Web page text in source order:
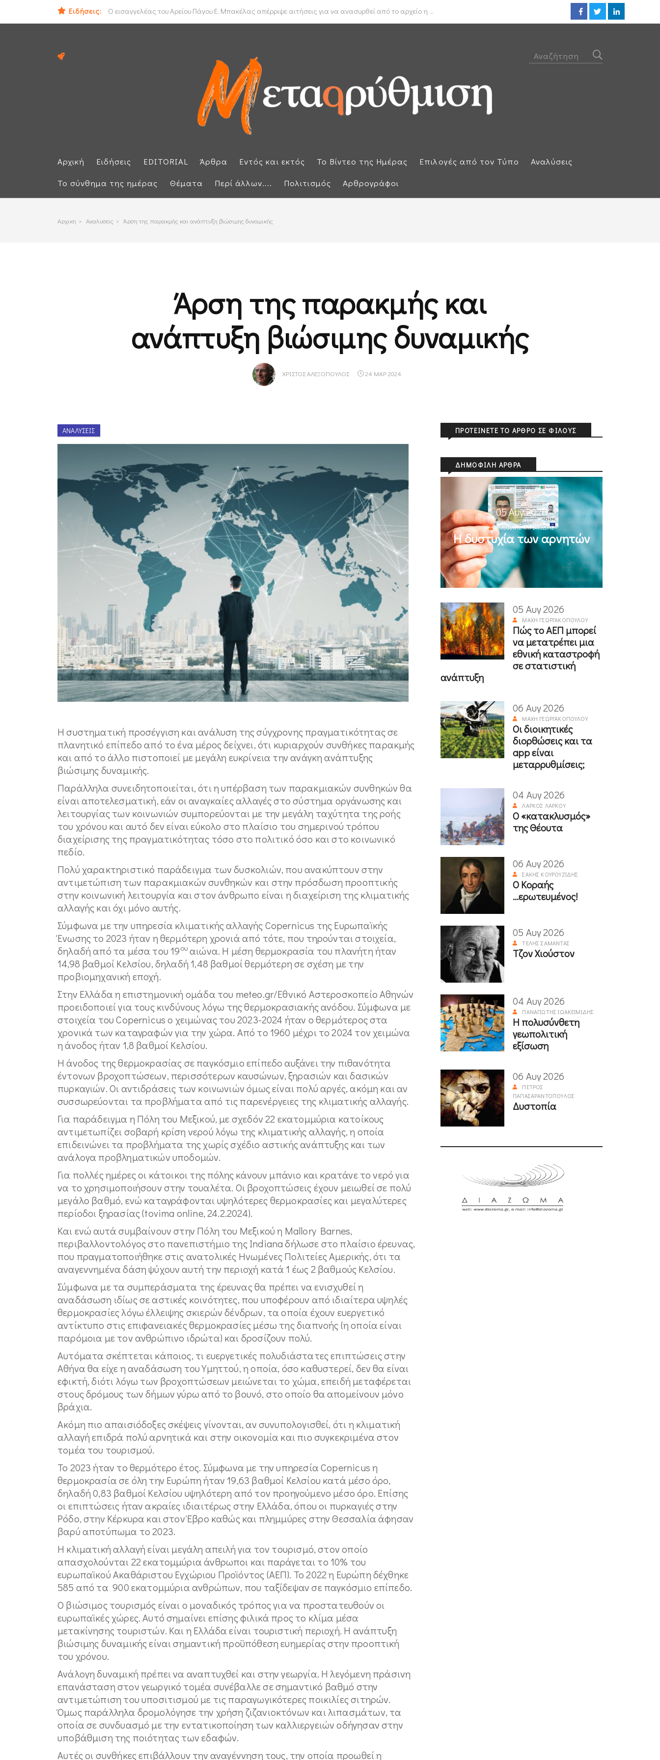
Ειδήσεις:
Ο εισαγγελέας του Αρείου Πάγου Ε. Μπακέλας απέρριψε αιτήσεις για να ανασυρθεί από το αρχείο η ...
ΟΟΣΑ: Στην τελευταία θέση η Ελλάδα για το πραγματικό διαθέσιμο εισόδημα των νοικοκυριών Προθεσμία για να
Αρχική Ειδήσεις EDITORIAL Άρθρα Εντός και εκτός Το Βίντεο της Ημέρας Επιλογές από τον Τύπο
Αναλύσεις
Το σύνθημα της ημέρας
Θέματα Περί άλλων.... Πολιτισμός Αρθρογράφοι
Αρχικη > Αναλυσεις > Άρση της παρακμής και ανάπτυξη βιώσιμης δυναμικής
Άρση της παρακμής και
ανάπτυξη βιώσιμης δυναμικής
ΧΡΊΣΤΟΣ ΑΛΕΞΌΠΟΥΛΟΣ 24 ΜΑΡ 2024
ΑΝΑΛΎΣΕΙΣ
Η συστηματική προσέγγιση και ανάλυση της σύγχρονης πραγματικότητας σε
πλανητικό επίπεδο από το ένα μέρος δείχνει, ότι κυριαρχούν συνθήκες παρακμής
και από το άλλο πιστοποιεί με μεγάλη ευκρίνεια την ανάγκη ανάπτυξης
βιώσιμης δυναμικής.
Παράλληλα συνειδητοποιείται, ότι η υπέρβαση των παρακμιακών συνθηκών θα
είναι αποτελεσματική, εάν οι αναγκαίες αλλαγές στο σύστημα οργάνωσης και
λειτουργίας των κοινωνιών συμπορεύονται με την μεγάλη ταχύτητα της ροής
του χρόνου και αυτό δεν είναι εύκολο στο πλαίσιο του σημερινού τρόπου
διαχείρισης της πραγματικότητας τόσο στο πολιτικό όσο και στο κοινωνικό
πεδίο.
Πολύ χαρακτηριστικό παράδειγμα των δυσκολιών, που ανακύπτουν στην
αντιμετώπιση των παρακμιακών συνθηκών και στην πρόσδωση προοπτικής
στην κοινωνική λειτουργία και στον άνθρωπο είναι η διαχείριση της κλιματικής
αλλαγής και όχι μόνο αυτής.
Σύμφωνα με την υπηρεσία κλιματικής αλλαγής Copernicus της Ευρωπαϊκής
Ένωσης το 2023 ήταν η θερμότερη χρονιά από τότε, που τηρούνται στοιχεία,
δηλαδή από τα μέσα του 19ουαιώνα. Η μέση θερμοκρασία του πλανήτη ήταν
14,98 βαθμοί Κελσίου, δηλαδή 1,48 βαθμοί θερμότερη σε σχέση με την
προβιομηχανική εποχή.
Στην Ελλάδα η επιστημονική ομάδα του meteo.gr/Εθνικό Αστεροσκοπείο Αθηνών
προειδοποιεί για τους κινδύνους λόγω της θερμοκρασιακής ανόδου. Σύμφωνα με
στοιχεία του Copernicus ο χειμώνας του 2023-2024 ήταν ο θερμότερος στα
χρονικά των καταγραφών για την χώρα. Από το 1960 μέχρι το 2024 τον χειμώνα
η άνοδος ήταν 1,8 βαθμοί Κελσίου.
Η άνοδος της θερμοκρασίας σε παγκόσμιο επίπεδο αυξάνει την πιθανότητα
έντονων βροχοπτώσεων, περισσότερων καυσώνων, ξηρασιών και δασικών
πυρκαγιών. Οι αντιδράσεις των κοινωνιών όμως είναι πολύ αργές, ακόμη και αν
συσσωρεύονται τα προβλήματα από τις παρενέργειες της κλιματικής αλλαγής.
Για παράδειγμα η Πόλη του Μεξικού, με σχεδόν 22 εκατομμύρια κατοίκους
αντιμετωπίζει σοβαρή κρίση νερού λόγω της κλιματικής αλλαγής, η οποία
επιδεινώνει τα προβλήματα της χωρίς σχέδιο αστικής ανάπτυξης και των
ανάλογα προβληματικών υποδομών.
Για πολλές ημέρες οι κάτοικοι της πόλης κάνουν μπάνιο και κρατάνε το νερό για
να το χρησιμοποιήσουν στην τουαλέτα. Οι βροχοπτώσεις έχουν μειωθεί σε πολύ
μεγάλο βαθμό, ενώ καταγράφονται υψηλότερες θερμοκρασίες και μεγαλύτερες
περίοδοι ξηρασίας (tovima online, 24.2.2024).
Και ενώ αυτά συμβαίνουν στην Πόλη του Μεξικού η Mallory Barnes,
περιβαλλοντολόγος στο πανεπιστήμιο της Indiana δήλωσε στο πλαίσιο έρευνας,
που πραγματοποιήθηκε στις ανατολικές Ηνωμένες Πολιτείες Αμερικής, ότι τα
αναγεννημένα δάση ψύχουν αυτή την περιοχή κατά 1 έως 2 βαθμούς Κελσίου.
Σύμφωνα με τα συμπεράσματα της έρευνας θα πρέπει να ενισχυθεί η
αναδάσωση ιδίως σε αστικές κοινότητες, που υποφέρουν από ιδιαίτερα υψηλές
θερμοκρασίες λόγω έλλειψης σκιερών δένδρων, τα οποία έχουν ευεργετικό
αντίκτυπο στις επιφανειακές θερμοκρασίες μέσω της διαπνοής (η οποία είναι
παρόμοια με τον ανθρώπινο ιδρώτα) και δροσίζουν πολύ.
Αυτόματα σκέπτεται κάποιος, τι ευεργετικές πολυδιάστατες επιπτώσεις στην
Αθήνα θα είχε η αναδάσωση του Υμηττού, η οποία, όσο καθυστερεί, δεν θα είναι
εφικτή, διότι λόγω των βροχοπτώσεων μειώνεται το χώμα, επειδή μεταφέρεται
στους δρόμους των δήμων γύρω από το βουνό, στο οποίο θα απομείνουν μόνο
βράχια.
Ακόμη πιο απαισιόδοξες σκέψεις γίνονται, αν συνυπολογισθεί, ότι η κλιματική
αλλαγή επιδρά πολύ αρνητικά και στην οικονομία και πιο συγκεκριμένα στον
τομέα του τουρισμού.
Το 2023 ήταν το θερμότερο έτος. Σύμφωνα με την υπηρεσία Copernicus η
θερμοκρασία σε όλη την Ευρώπη ήταν 19,63 βαθμοί Κελσίου κατά μέσο όρο,
δηλαδή 0,83 βαθμοί Κελσίου υψηλότερη από τον προηγούμενο μέσο όρο. Επίσης
οι επιπτώσεις ήταν ακραίες ιδιαιτέρως στην Ελλάδα, όπου οι πυρκαγιές στην
Ρόδο, στην Κέρκυρα και στον Έβρο καθώς και πλημμύρες στην Θεσσαλία άφησαν
βαρύ αποτύπωμα το 2023.
Η κλιματική αλλαγή είναι μεγάλη απειλή για τον τουρισμό, στον οποίο
απασχολούνται 22 εκατομμύρια άνθρωποι και παράγεται το 10% του
ευρωπαϊκού Ακαθάριστου Εγχώριου Προϊόντος (ΑΕΠ). Το 2022 η Ευρώπη δέχθηκε
585 από τα 900 εκατομμύρια ανθρώπων, που ταξίδεψαν σε παγκόσμιο επίπεδο.
Ο βιώσιμος τουρισμός είναι ο μοναδικός τρόπος για να προστατευθούν οι
ευρωπαϊκές χώρες. Αυτό σημαίνει επίσης φιλικά προς το κλίμα μέσα
μετακίνησης τουριστών. Και η Ελλάδα είναι τουριστική περιοχή. Η ανάπτυξη
βιώσιμης δυναμικής είναι σημαντική προϋπόθεση ευημερίας στην προοπτική
του χρόνου.
Ανάλογη δυναμική πρέπει να αναπτυχθεί και στην γεωργία. Η λεγόμενη πράσινη
επανάσταση στον γεωργικό τομέα συνέβαλλε σε σημαντικό βαθμό στην
αντιμετώπιση του υποσιτισμού με τις παραγωγικότερες ποικιλίες σιτηρών.
Όμως παράλληλα δρομολόγησε την χρήση ζιζανιοκτόνων και λιπασμάτων, τα
οποία σε συνδυασμό με την εντατικοποίηση των καλλιεργειών οδήγησαν στην
υποβάθμιση της ποιότητας των εδαφών.
Αυτές οι συνθήκες επιβάλλουν την αναγέννηση τους, την οποία προωθεί η
ΠΡΟΤΕΊΝΕΤΕ ΤΟ ΆΡΘΡΟ ΣΕ ΦΊΛΟΥΣ
ΔΗΜΟΦΙΛΉ ΆΡΘΡΑ
05 Αυγ 2026
ΜΙΧΆΛΗΣ ΚΥΡΙΑΚΊΔΗΣ
Η δυστυχία των αρνητών
05 Αυγ 2026
ΜΆΧΗ ΓΕΩΡΓΑΚΟΠΟΎΛΟΥ
Πώς το ΑΕΠ μπορεί
να μετατρέπει μια
εθνική καταστροφή
σε στατιστική
ανάπτυξη
06 Αυγ 2026
ΜΆΧΗ ΓΕΩΡΓΑΚΟΠΟΎΛΟΥ
Οι διοικητικές
διορθώσεις και τα
app είναι
μεταρρυθμίσεις;
04 Αυγ 2026
ΛΆΡΚΟΣ ΛΆΡΚΟΥ
Ο «κατακλυσμός»
της Θέουτα
06 Αυγ 2026
ΣΆΚΗΣ ΚΟΥΡΟΥΖΊΔΗΣ
Ο Κοραής
...ερωτευμένος!
05 Αυγ 2026
ΤΈΛΗΣ ΣΑΜΑΝΤΆΣ
Τζον Χιούστον
04 Αυγ 2026
ΠΑΝΑΓΙΏΤΗΣ ΙΩΑΚΕΙΜΊΔΗΣ
Η πολυσύνθετη
γεωπολιτική
εξίσωση
06 Αυγ 2026
ΠΈΤΡΟΣ
ΠΑΠΑΣΑΡΑΝΤΌΠΟΥΛΟΣ
Δυστοπία